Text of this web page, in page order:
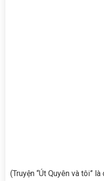
(Truyện “Út Quyên và tôi”